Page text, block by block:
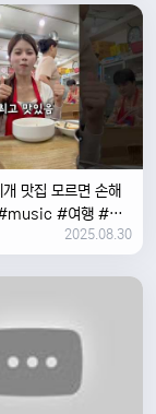
맛집 모르면 손해
#여행 #맛
국여행 #베트남여
2025.08.30